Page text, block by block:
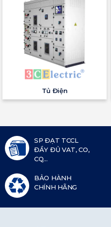
Tủ Điện
SP ĐẠT TCCL
ĐẦY ĐỦ VAT, CO,
CQ...
BẢO HÀNH
CHÍNH HÃNG